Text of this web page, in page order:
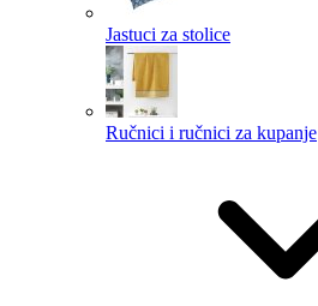
Jastuci za stolice
Ručnici i ručnici za kupanje